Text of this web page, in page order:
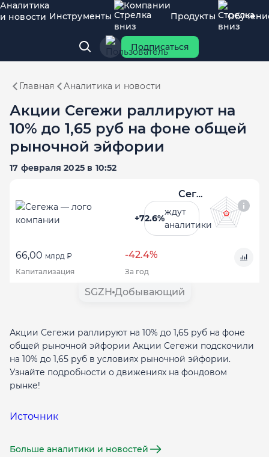
Аналитика
и новости Инструменты
Компании
Продукты
Подписаться
Главная Аналитика и новости
Акции Сегежи раллируют на
10% до 1,65 руб на фоне общей
рыночной эйфории
17 февраля 2025 в 10:52
Сегежа
+72.6%
ждут
аналитики
66,00 млрд ₽ -42.4%
Капитализация За год
SGZH Добывающий
Акции Сегежи раллируют на 10% до 1,65 руб на фоне
общей рыночной эйфории Акции Сегежи подскочили
на 10% до 1,65 руб в условиях рыночной эйфории.
Узнайте подробности о движениях на фондовом
рынке!
Источник
Больше аналитики и новостей